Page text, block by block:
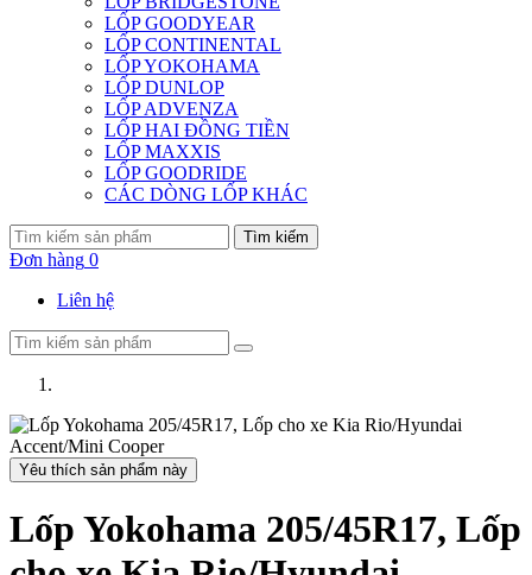
LỐP GOODYEAR
LỐP CONTINENTAL
LỐP YOKOHAMA
LỐP DUNLOP
LỐP ADVENZA
LỐP HAI ĐỒNG TIỀN
LỐP MAXXIS
LỐP GOODRIDE
CÁC DÒNG LỐP KHÁC
Tìm kiếm
Đơn hàng 0
Liên hệ
Yêu thích sản phẩm này
Lốp Yokohama 205/45R17, Lốp